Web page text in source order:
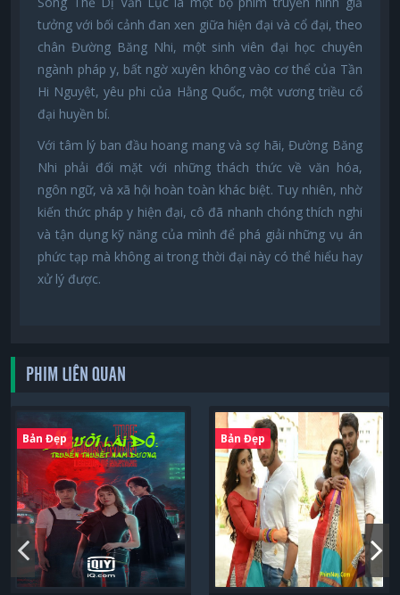
tưởng với bối cảnh đan xen giữa hiện đại và cổ đại, theo
chân Đường Băng Nhi, một sinh viên đại học chuyên
ngành pháp y, bất ngờ xuyên không vào cơ thể của Tần
Hi Nguyệt, yêu phi của Hằng Quốc, một vương triều cổ
đại huyền bí.
Với tâm lý ban đầu hoang mang và sợ hãi, Đường Băng
Nhi phải đối mặt với những thách thức về văn hóa,
ngôn ngữ, và xã hội hoàn toàn khác biệt. Tuy nhiên, nhờ
kiến thức pháp y hiện đại, cô đã nhanh chóng thích nghi
và tận dụng kỹ năng của mình để phá giải những vụ án
phức tạp mà không ai trong thời đại này có thể hiểu hay
xử lý được.
PHIM LIÊN QUAN
Bản Đẹp Bản Đẹp